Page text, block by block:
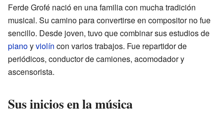
Ferde Grofé nació en una familia con mucha tradición
musical. Su camino para convertirse en compositor no fue
sencillo. Desde joven, tuvo que combinar sus estudios de
pianoyviolín con varios trabajos. Fue repartidor de
periódicos, conductor de camiones, acomodador y
ascensorista.
Sus inicios en la música